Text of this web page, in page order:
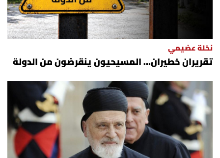
نخلة عضيمي
تقريران خطيران… المسيحيون ينقرضون من الدولة